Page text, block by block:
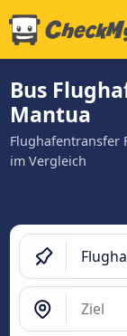
Bus
Mantua
Flughafentransfer
im Vergleich